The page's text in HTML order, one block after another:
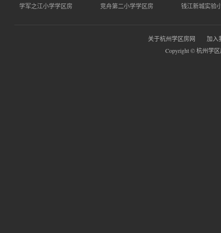
学军之江小学学区房 竞舟第二小学学区房 钱江新城实验
关于杭州学区房网
加入
Copyright © 杭州学